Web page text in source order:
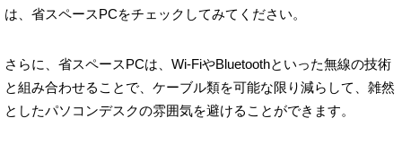
は、省スペースPCをチェックしてみてください。
さらに、省スペースPCは、Wi-FiやBluetoothといった無線の技術
と組み合わせることで、ケーブル類を可能な限り減らして、雑然
としたパソコンデスクの雰囲気を避けることができます。